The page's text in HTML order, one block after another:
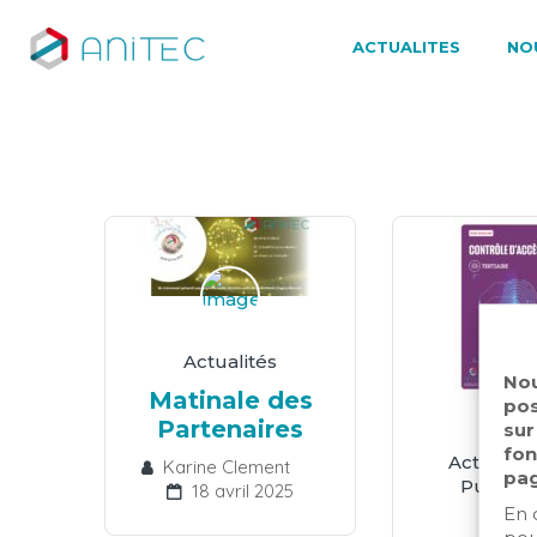
En
ACTUALITES
Actualités
Matinale des
Partenaires
Karine Clement
18 avril 2025